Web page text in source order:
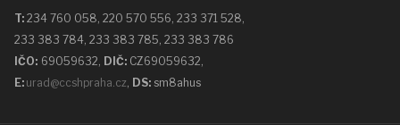
T: 234 760 058, 220 570 556, 233 371 528,
233 383 784, 233 383 785, 233 383 786
IČO: 69059632, DIČ: CZ69059632,
E: urad@ccshpraha.cz, DS: sm8ahus